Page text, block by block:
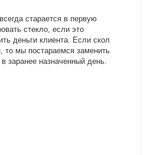
старается в первую
стекло, если это
деньги клиента. Если скол
то мы постараемся заменить
заранее назначенный день.